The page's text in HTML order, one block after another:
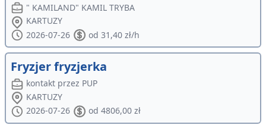
" KAMILAND" KAMIL TRYBA
KARTUZY
2026-07-26
od 31,40 zł/h
Fryzjer fryzjerka
kontakt przez PUP
KARTUZY
2026-07-26
od 4806,00 zł